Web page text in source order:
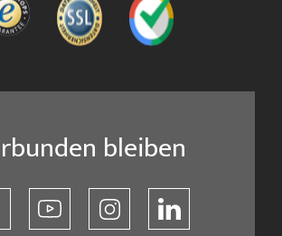
bleiben